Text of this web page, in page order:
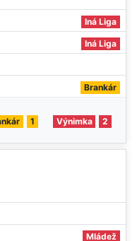
Iná Liga
Iná Liga
Brankár
1 Výnimka 2
Mládež